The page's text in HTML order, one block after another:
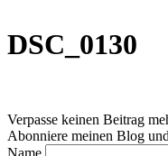
DSC_0130
Verpasse keinen Beitrag
Abonniere meinen Blog
Name